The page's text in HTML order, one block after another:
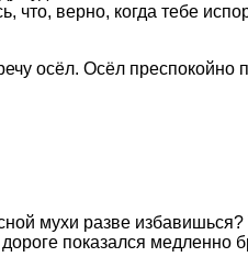
верно, когда тебе
осёл. Осёл
мухи разве избавишься?
показался медленно